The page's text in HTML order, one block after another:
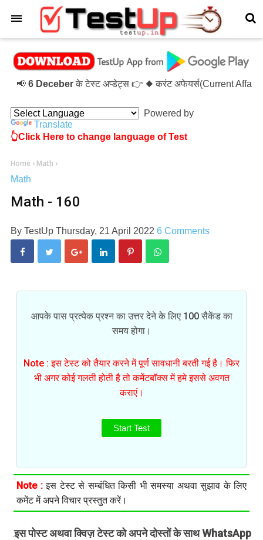
6 Deceberके टेस्ट अप्डेट्स 👉 ◆ करंट अफेयर्स(Current Affairs)-
Powered by
Translate
👆Click Here to change language of Test
Home › Math ›
Math
Math - 160
By TestUp Thursday, 21 April 2022 6 Comments
आपके पास प्रत्येक प्रश्न का उत्तर देने के लिए 100 सैकेंड का
समय होगा।
Note : इस टेस्ट को तैयार करने में पूर्ण सावधानी बरती गई है। फिर
भी अगर कोई गलती होती है तो कमेंटबॉक्स में हमे इससे अवगत
कराएं।
Start Test
Note :इस टेस्ट से सम्बंधित किसी भी समस्या अथवा सुझाव के लिए
कमेंट में अपने विचार प्रस्तुत करें।
.इस पोस्ट अथवा क्विज़ टेस्ट को अपने दोस्तों के साथ WhatsApp